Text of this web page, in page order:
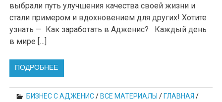
выбрали путь улучшения качества своей жизни и
стали примером и вдохновением для других! Хотите
узнать — Как заработать в Адженис? Каждый день
в мире […]
ПОДРОБНЕЕ
БИЗНЕС С АДЖЕНИС/ВСЕ МАТЕРИАЛЫ /ГЛАВНАЯ /